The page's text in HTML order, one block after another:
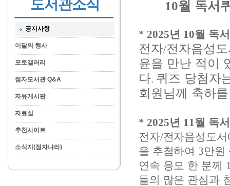
도서관소식
공지사항
이달의 행사
포토갤러리
점자도서관 Q&A
자유게시판
자료실
추천사이트
소식지(점자나라)
10월 독서
* 2025년 10월 독
전자/전자음성
윤을 만난 적이
다. 퀴즈 당첨자
회원님께 축하
* 2025년 11 월 독
전자/전자음성도
을 추첨하여 3만원
연속 응모 한 분께
들의 많은 관심과